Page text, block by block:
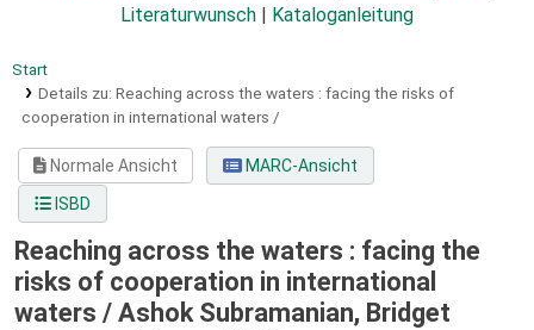
Literaturwunsch
Kataloganleitung
Start
Details zu: Reaching across the waters : facing the risks of
cooperation in international waters /
Normale Ansicht
MARC-Ansicht
ISBD
Reaching across the waters : facing the
risks of cooperation in international
waters / Ashok Subramanian, Bridget